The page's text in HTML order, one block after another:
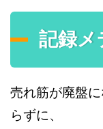
記録メ
売れ筋が廃盤
らずに、